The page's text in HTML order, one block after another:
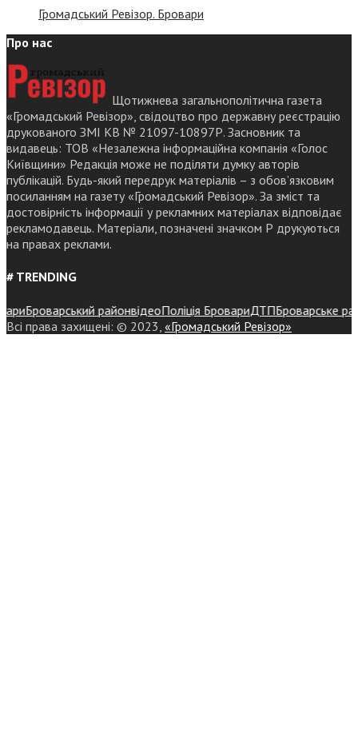
Громадський Ревізор. Бровари
Про нас
Щотижнева загальнополітична газета
«Громадський Ревізор», свідоцтво про державну реєстрацію
друкованого ЗМІ КВ № 21097-10897Р. Засновник та
видавець: ТОВ «Незалежна інформаційна компанія «Голос
Київщини» Редакція може не поділяти думку авторів
публікацій. Будь-який передрук матеріалів – з обов’язковим
посиланням на газету «Громадський Ревізор». За зміст та
достовірність інформації у рекламних матеріалах відповідає
рекламодавець. Матеріали, позначені значком Р друкуються
на правах реклами.
# TRENDING
Броварський районвідеоПоліція БровариДТПБроварське
Всі права захищені: © 2023, «Громадський Ревізор»